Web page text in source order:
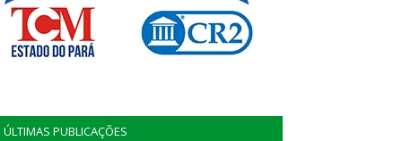
ÚLTIMAS PUBLICAÇÕES